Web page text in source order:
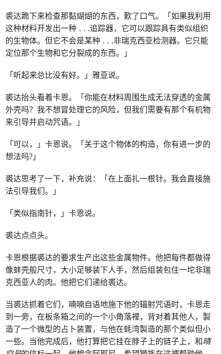
裘达跪下来检查那黏煳煳的东西，歎了口气。「如果我利用
这种材料开发出一种 . . .追踪器，它可以跟踪具有类似组织
的生物体。但它不会是某种 . . .非瑞克西亚检测器。它只能
定位那个生物和它分裂成的东西。」
「听起来总比没有好。」雅亚说。
裘达抬头看着卡恩。「你能在材料周围生成无法穿透的金属
外壳吗？我不想冒处理它的风险，但我们需要有那个有机物
来引导并启动咒语。」
「可以，」卡恩说。「关于这个物体的构造，你有进一步的
想法吗?」
裘达思考了一下，补充说：「在上面扎一根针。我会直接施
法引导我们。」
「类似指南针，」卡恩说。
裘达点点头。
卡恩根据裘达的要求生产出这些金属物件。他把每件都做得
像蚌壳般尺寸，大小足够装下人手，然后组装包住一坨非瑞
克西亚人的肉。他把它们递给裘达。
当裘达抓着它们，喃喃自语地施下他的辐射咒语时，卡恩走
到一旁，在板条箱之间的一个小角落裡，背对着其他人，製
造了一个微型的占卜装置，与他在蚝湾製造的那个类似但小
一些。当他完成后，他打算把它挂在脖子上的链子上，和晴